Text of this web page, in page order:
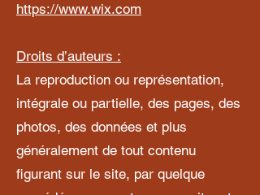
https://www.wix.com
Droits d’auteurs :
La reproduction ou représentation,
intégrale ou partielle, des pages, des
photos, des données et plus
généralement de tout contenu
figurant sur le site, par quelque